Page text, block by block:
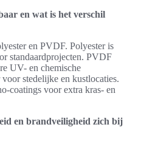
en wat is het verschil
en PVDF. Polyester is
standaardprojecten. PVDF
UV- en chemische
stedelijke en kustlocaties.
coatings voor extra kras- en
en brandveiligheid zich bij